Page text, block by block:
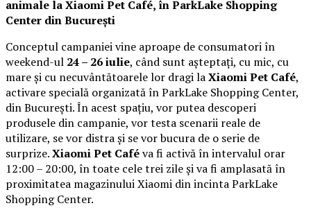
animale laXiaomi Pet Café, în ParkLake Shopping
Center din București
Conceptul campaniei vine aproape de consumatori în
weekend-ul 24 – 26 iulie, când sunt așteptați, cu mic, cu
mare și cu necuvântătoarele lor dragi laXiaomi Pet Café,
activare specială organizată în ParkLake Shopping Center,
din București. În acest spațiu, vor putea descoperi
produsele din campanie, vor testa scenarii reale de
utilizare, se vor distra și se vor bucura de o serie de
surprize.Xiaomi Pet Caféva fi activă în intervalul orar
12:00 – 20:00, în toate cele trei zile și va fi amplasată în
proximitatea magazinului Xiaomi din incinta ParkLake
Shopping Center.